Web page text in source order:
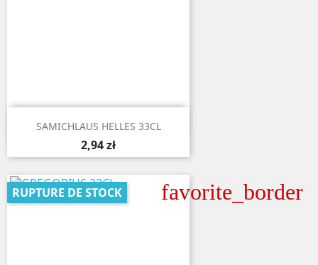
 Aperçu rapide
SAMICHLAUS HELLES 33CL
2,94 zł
favorite_border
RUPTURE DE STOCK